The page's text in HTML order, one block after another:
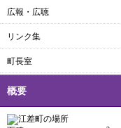
広報・広聴
リンク集
町長室
概要